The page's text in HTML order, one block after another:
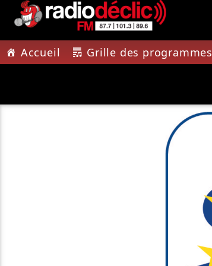
Accueil Grille des programmes